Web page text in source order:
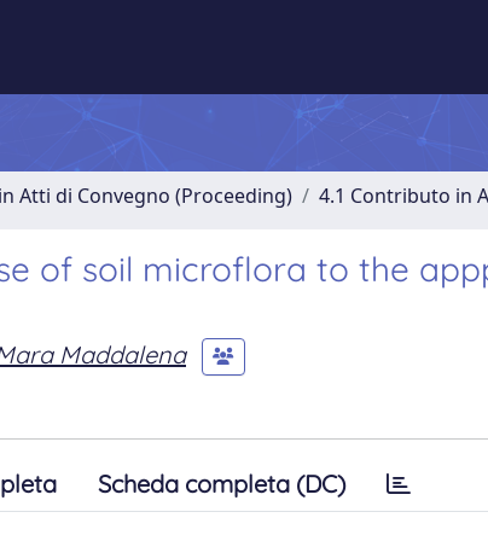
Atti di Convegno (Proceeding) 4.1 Contributo in
of soil microflora to the
Maddalena
Scheda completa (DC)